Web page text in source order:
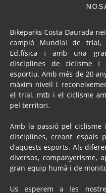
Bikeparks Costa Daurada
campió Mundial de
Ed.física i amb una
disciplines de ciclisme
esportiu. Amb més de 20
màxim nivell i
el trial, mtb i el ciclisme
pel territori.
Amb la passió pel ciclisme
disciplines, creant espais
d’aquests esports. Als
diversos, companyerisme,
gran equip humà i de
Us esperem a les